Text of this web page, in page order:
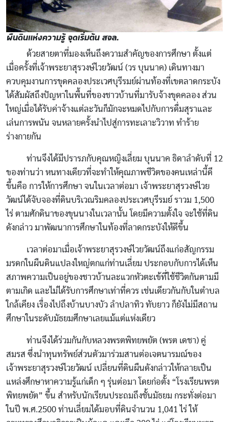
ผืนดินแห่งความรู้ จุดเริ่มต้น สจล.
ด้วยสายตาที่มองเห็นถึงความสำคัญของการศึกษา ตั้งแต่
เมื่อครั้งที่เจ้าพระยาสุรวงษ์ไวยวัฒน์ (วร บุนนาค) เดินทางมา
ควบคุมงานการขุดคลองประเวศบุรีรมย์ผ่านท้องที่เขตลาดกระบัง
ได้สัมผัสถึงปัญหาในพื้นที่ของชาวบ้านที่มารับจ้างขุดคลอง ส่วน
ใหญ่เมื่อได้รับค่าจ้างแต่ละวันก็มักจะหมดไปกับการดื่มสุราและ
เล่นการพนัน จนหลายครั้งนำไปสู่การทะเลาะวิวาท ทำร้าย
ร่างกายกัน
ท่านจึงได้มีปรารภกับคุณหญิงเลี่ยม บุนนาค ธิดาลำดับที่ 12
ของท่านว่า หนทางเดียวที่จะทำให้คุณภาพชีวิตของคนเหล่านี้ดี
ขึ้นคือ การให้การศึกษา จนในเวลาต่อมา เจ้าพระยาสุรวงษ์ไวย
วัฒน์ได้จับจองที่ดินบริเวณริมคลองประเวศบุรีรมย์ ราวม 1,500
ไร่ ตามศักดินาของขุนนางในเวลานั้น โดยมีความตั้งใจ จะใช้ที่ดิน
ดังกล่าว มาพัฒนาการศึกษาในท้องที่ลาดกระบังให้ดีขึ้น
เวลาต่อมาเมื่อเจ้าพระยาสุรวงษ์ไวยวัฒน์ถึงแก่อสัญกรรม
มรดกในผืนดินแปลงใหญ่ตกแก่ท่านเลี่ยม ประกอบกับการได้เห็น
สภาพความเป็นอยู่ของชาวบ้านละแวกหัวตะเข้ที่ใช้ชีวิตกันตามมี
ตามเกิด และไม่ได้รับการศึกษาเท่าที่ควร เช่นเดียวกันกับในตำบล
ใกล้เคียง เรื่องไปถึงบ้านบางบัว ลำปลาทิว ทับยาว ก็ยังไม่มีสถาน
ศึกษาในระดับมัธยมศึกษาเลยแม้แต่แห่งเดียว
ท่านจึงได้ร่วมกันกับหลวงพรตพิทยพยัต (พรต เดชา) คู่
สมรส ซึ่งนำทุนทรัพย์ส่วนตัวมาร่วมสานต่อเจตนารมณ์ของ
เจ้าพระยาสุรวงษ์ไวยวัฒน์ เปลี่ยนที่ดินผืนดังกล่าวให้กลายเป็น
แหล่งศึกษาหาความรู้แก่เด็ก ๆ รุ่นต่อมา โดยก่อตั้ง “โรงเรียนพรต
พิทยพยัต” ขึ้น สำหรับนักเรียนประถมถึงชั้นมัธยม กระทั่งต่อมา
ในปี พ.ศ.2500 ท่านเลี่ยมได้มอบที่ดินจำนวน 1,041 ไร่ ให้